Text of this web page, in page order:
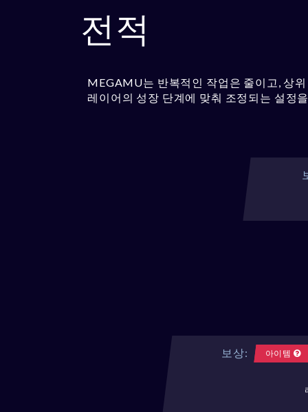
전적
MEGAMU는 반복적인 작업은 줄이고, 상
레이어의 성장 단계에 맞춰 조정되는 설정
보상: 아이템